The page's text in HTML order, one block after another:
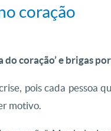
coração
coração’ e brigas
pois cada pessoa
motivo.